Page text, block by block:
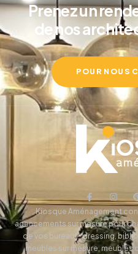
Prenez un
de nos
POUR NOUS
Kiosque Aménagement
agencements sur mesure pour
de vos bureaux, dressing,
meubles sur mesure, meubles